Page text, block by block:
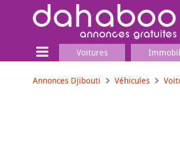
Voitures
Annonces Djibouti Véhicules